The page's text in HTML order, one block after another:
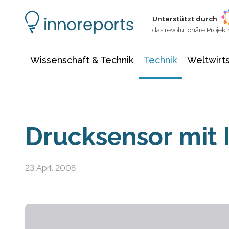
Unterstützt durch
das revolutionäre
Wissenschaft & Technik Technik
Drucksensor mit
23 April 2008